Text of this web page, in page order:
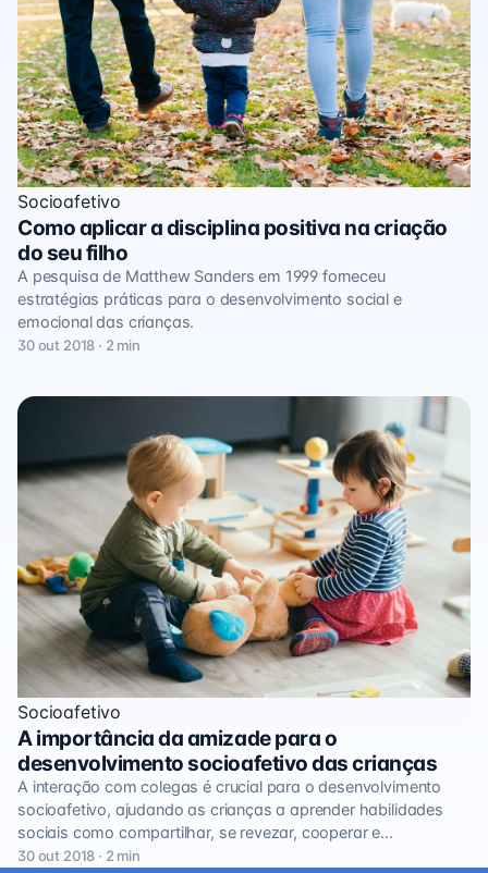
Socioafetivo
Como aplicar a disciplina positiva na criação
do seu filho
A pesquisa de Matthew Sanders em 1999 forneceu
estratégias práticas para o desenvolvimento social e
emocional das crianças.
30 out 2018 · 2 min
Socioafetivo
A importância da amizade para o
desenvolvimento socioafetivo das crianças
A interação com colegas é crucial para o desenvolvimento
socioafetivo, ajudando as crianças a aprender habilidades
sociais como compartilhar, se revezar, cooperar e…
30 out 2018 · 2 min